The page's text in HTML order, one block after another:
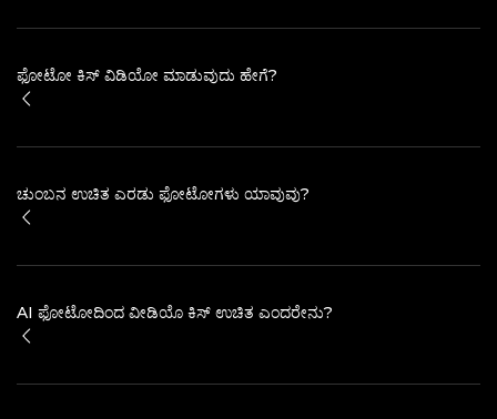
ಫೋಟೋ ಕಿಸ್ ವಿಡಿಯೋ ಮಾಡುವುದು ಹೇಗೆ?
ಚುಂಬನ ಉಚಿತ ಎರಡು ಫೋಟೋಗಳು ಯಾವುವು?
AI ಫೋಟೋದಿಂದ ವೀಡಿಯೊ ಕಿಸ್ ಉಚಿತ ಎಂದರೇನು?